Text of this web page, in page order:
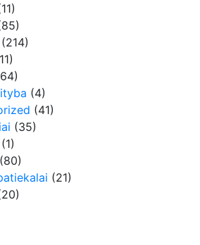
(214)
(4)
(41)
(35)
(1)
(80)
(21)